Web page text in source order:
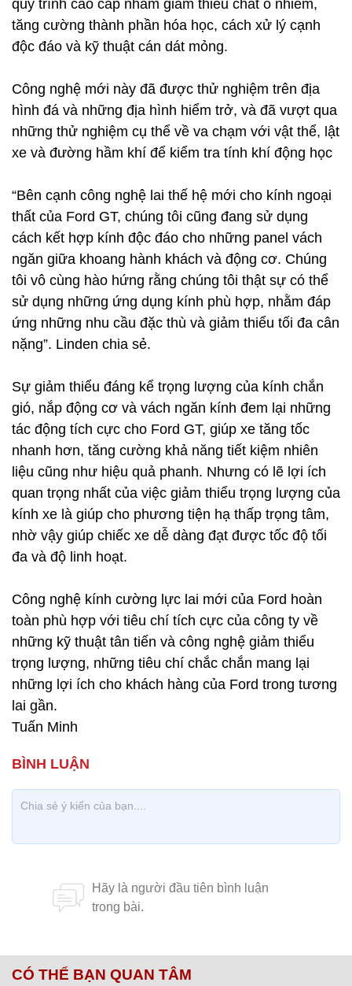
quy trình cao cấp nhằm giảm thiểu chất ô nhiễm,
tăng cường thành phần hóa học, cách xử lý cạnh
độc đáo và kỹ thuật cán dát mỏng.
Công nghệ mới này đã được thử nghiệm trên địa
hình đá và những địa hình hiểm trở, và đã vượt qua
những thử nghiệm cụ thể về va chạm với vật thể, lật
xe và đường hầm khí để kiểm tra tính khí động học
“Bên cạnh công nghệ lai thế hệ mới cho kính ngoại
thất của Ford GT, chúng tôi cũng đang sử dụng
cách kết hợp kính độc đáo cho những panel vách
ngăn giữa khoang hành khách và động cơ. Chúng
tôi vô cùng hào hứng rằng chúng tôi thật sự có thể
sử dụng những ứng dụng kính phù hợp, nhằm đáp
ứng những nhu cầu đặc thù và giảm thiểu tối đa cân
nặng”. Linden chia sẻ.
Sự giảm thiểu đáng kể trọng lượng của kính chắn
gió, nắp động cơ và vách ngăn kính đem lại những
tác động tích cực cho Ford GT, giúp xe tăng tốc
nhanh hơn, tăng cường khả năng tiết kiệm nhiên
liệu cũng như hiệu quả phanh. Nhưng có lẽ lợi ích
quan trọng nhất của việc giảm thiểu trọng lượng của
kính xe là giúp cho phương tiện hạ thấp trọng tâm,
nhờ vậy giúp chiếc xe dễ dàng đạt được tốc độ tối
đa và độ linh hoạt.
Công nghệ kính cường lực lai mới của Ford hoàn
toàn phù hợp với tiêu chí tích cực của công ty về
những kỹ thuật tân tiến và công nghệ giảm thiểu
trọng lượng, những tiêu chí chắc chắn mang lại
những lợi ích cho khách hàng của Ford trong tương
lai gần.
Tuấn Minh
CÓ THỂ BẠN QUAN TÂM